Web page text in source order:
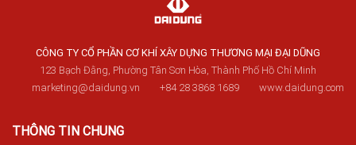
CÔNG TY CỔ PHẦN CƠ KHÍ XÂY DỰNG THƯƠNG MẠI ĐẠI DŨNG
123 Bạch Đằng, Phường Tân Sơn Hòa, Thành Phố Hồ Chí Minh
marketing@daidung.vn
+84 28 3868 1689 www.daidung.com
THÔNG TIN CHUNG